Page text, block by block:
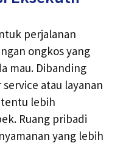
perjalanan
ongkos yang
mau. Dibanding
atau layanan
lebih
Ruang pribadi
yang lebih